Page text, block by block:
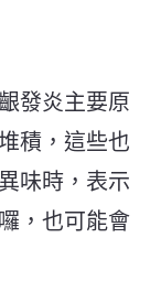
發炎主要原
積，這些也
味時，表示
，也可能會